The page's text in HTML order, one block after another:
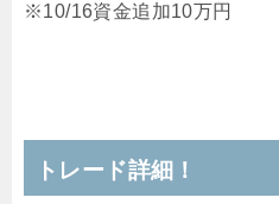
※10/16資金追加10万円
トレード詳細！